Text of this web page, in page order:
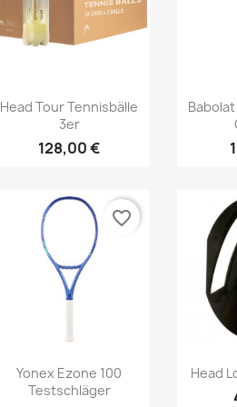
Vorschau
Head Tour Tennisbälle
3er
128,00 €

Vorschau
Yonex Ezone 100
Testschläger
favorite_border

Head